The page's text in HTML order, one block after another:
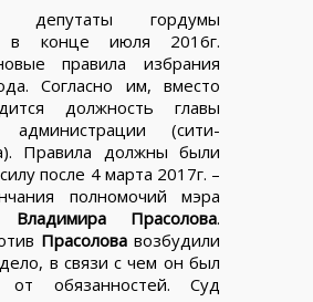
депутаты гордумы
в конце июля 2016г.
правила избрания
Согласно им, вместо
должность главы
администрации (сити-
Правила должны были
после 4 марта 2017г. –
полномочий мэра
Владимира Прасолова.
Прасолова возбудили
в связи с чем он был
от обязанностей. Суд